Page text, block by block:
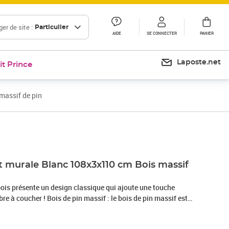
de site : Particulier
AIDE SE CONNECTER PANIER
Prince Laposte.net
de pin
murale Blanc 108x3x110 cm Bois massif
présente un design classique qui ajoute une touche
à coucher ! Bois de pin massif : le bois de pin massif est
Le bois de pin a un grain droit et les nœuds donnent
et rustique.Installation murale : cette tête de